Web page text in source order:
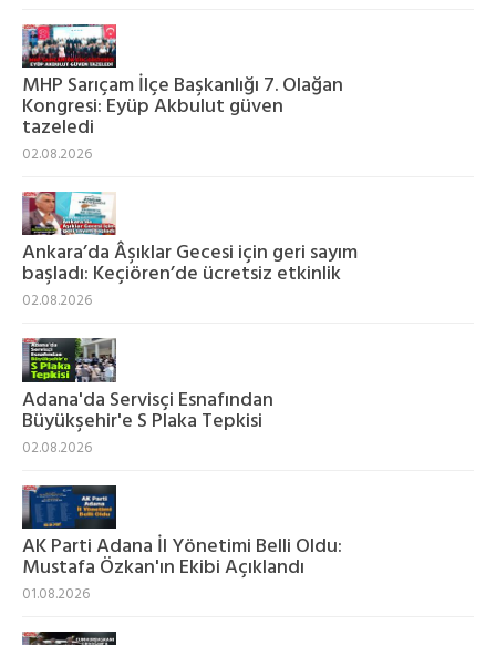
MHP Sarıçam İlçe Başkanlığı 7. Olağan
Kongresi: Eyüp Akbulut güven
tazeledi
02.08.2026
Ankara’da Âşıklar Gecesi için geri sayım
başladı: Keçiören’de ücretsiz etkinlik
02.08.2026
Adana'da Servisçi Esnafından
Büyükşehir'e S Plaka Tepkisi
02.08.2026
AK Parti Adana İl Yönetimi Belli Oldu:
Mustafa Özkan'ın Ekibi Açıklandı
01.08.2026